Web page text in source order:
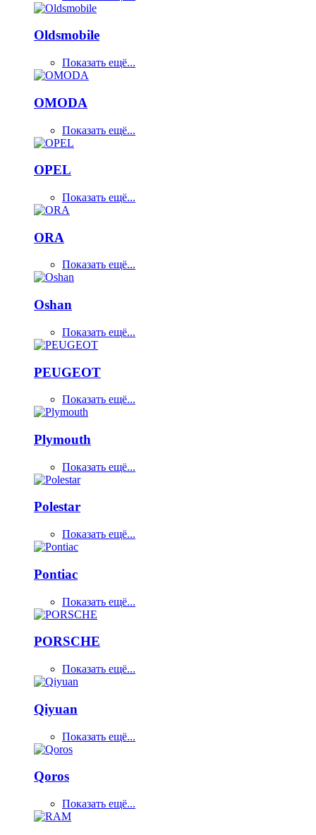
Oldsmobile
Показать ещё...
OMODA
Показать ещё...
OPEL
Показать ещё...
ORA
Показать ещё...
Oshan
Показать ещё...
PEUGEOT
Показать ещё...
Plymouth
Показать ещё...
Polestar
Показать ещё...
Pontiac
Показать ещё...
PORSCHE
Показать ещё...
Qiyuan
Показать ещё...
Qoros
Показать ещё...